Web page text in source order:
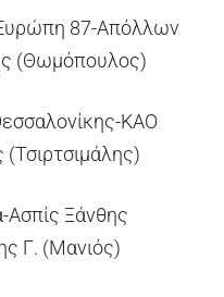
87-Απόλλων
(Θωμόπουλος)
ΚΑΟ
Ασπίς Ξάνθης
Γ. (Μανιός)